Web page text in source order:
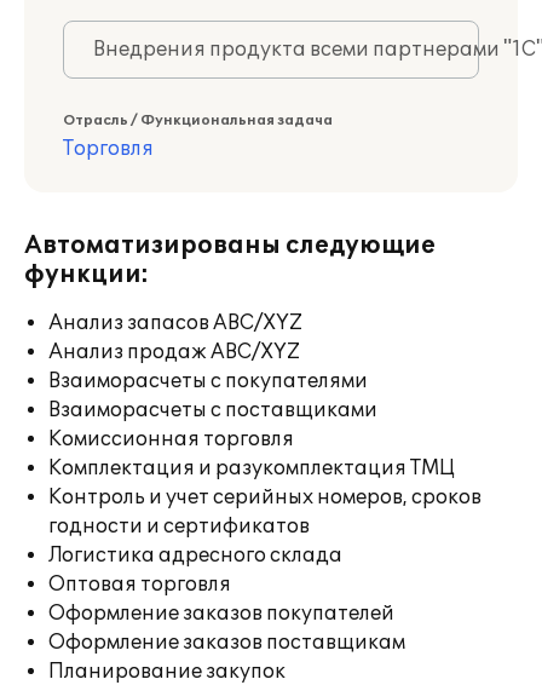
Внедрения продукта всеми партнерами
Отрасль / Функциональная задача
Торговля
Автоматизированы следующие
функции:
Анализ запасов ABC/XYZ
Анализ продаж ABC/XYZ
Взаиморасчеты с покупателями
Взаиморасчеты с поставщиками
Комиссионная торговля
Комплектация и разукомплектация ТМЦ
Контроль и учет серийных номеров, сроков
годности и сертификатов
Логистика адресного склада
Оптовая торговля
Оформление заказов покупателей
Оформление заказов поставщикам
Планирование закупок